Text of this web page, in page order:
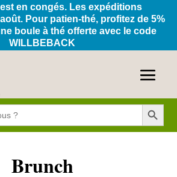
en congés. Les expéditions
Pour patien-thé, profitez de 5%
boule à thé offerte avec le code
WILLBEBACK
Search Button
Brunch